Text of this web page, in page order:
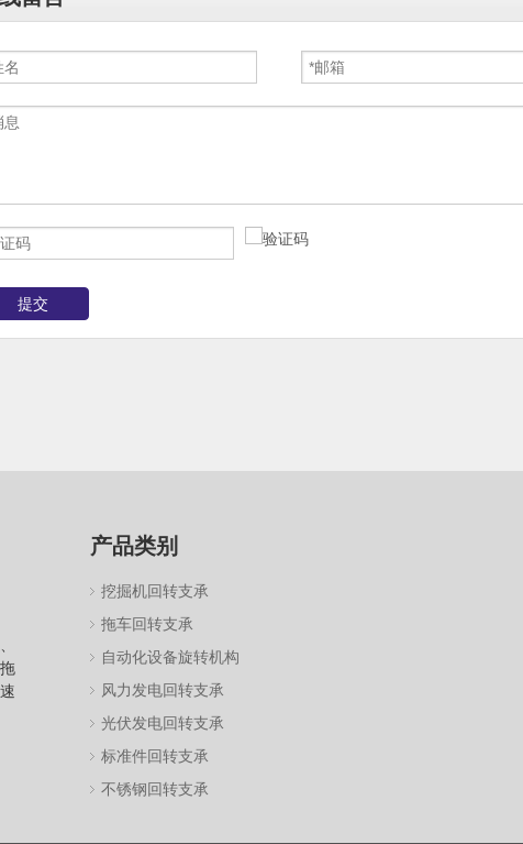
提交
产品类别
挖掘机回转支承
拖车回转支承
自动化设备旋转机构
风力发电回转支承
光伏发电回转支承
标准件回转支承
不锈钢回转支承